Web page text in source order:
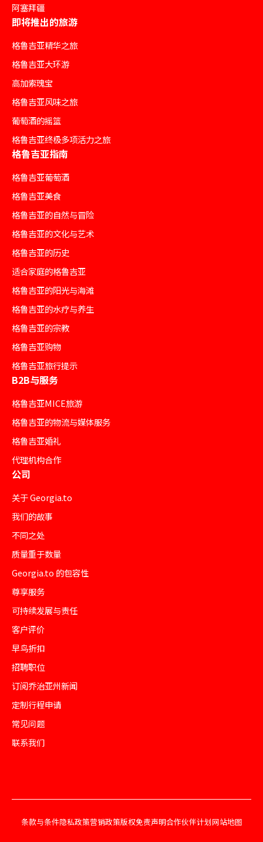
阿塞拜疆
即将推出的旅游
格鲁吉亚精华之旅
格鲁吉亚大环游
高加索瑰宝
格鲁吉亚风味之旅
葡萄酒的摇篮
格鲁吉亚终极多项活力之旅
格鲁吉亚指南
格鲁吉亚葡萄酒
格鲁吉亚美食
格鲁吉亚的自然与冒险
格鲁吉亚的文化与艺术
格鲁吉亚的历史
适合家庭的格鲁吉亚
格鲁吉亚的阳光与海滩
格鲁吉亚的水疗与养生
格鲁吉亚的宗教
格鲁吉亚购物
格鲁吉亚旅行提示
B2B与服务
格鲁吉亚MICE旅游
格鲁吉亚的物流与媒体服务
格鲁吉亚婚礼
代理机构合作
公司
关于 Georgia.to
我们的故事
不同之处
质量重于数量
Georgia.to 的包容性
尊享服务
可持续发展与责任
客户评价
早鸟折扣
招聘职位
订阅乔治亚州新闻
定制行程申请
常见问题
联系我们
条款与条件隐私政策营销政策版权免责声明合作伙伴计划网站地图